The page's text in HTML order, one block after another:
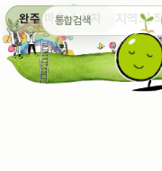
완주 마을 소식지 지역의
통합검색